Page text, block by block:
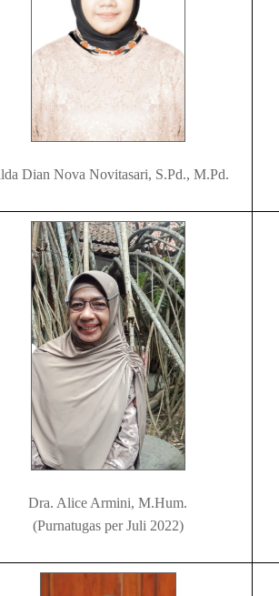
Dian Nova Novitasari, S.Pd., M.Pd.
Dra. Alice Armini, M.Hum.
(Purnatugas per Juli 2022)